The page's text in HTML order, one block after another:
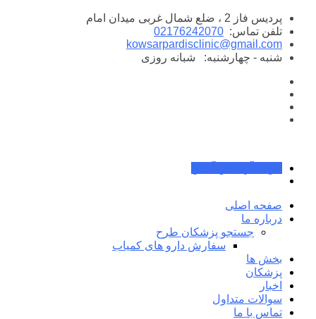
پرش
محتوا
پردیس فاز 2 ، ضلع شمال غربی میدان امام
تلفن تماس: 02176242070
kowsarpardisclinic@gmail.com
شنبه - چهارشنبه:
شبانه روزی
صفحه اصلی
درباره ما
جستجو پزشکان طرح
سفارش دارو های کمیاب
بخش ها
پزشکان
اخبار
سوالات متداول
تماس با ما